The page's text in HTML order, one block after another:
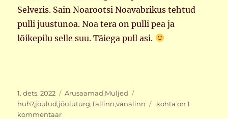
Selveris. Sain Noarootsi Noavabrikus tehtud
pulli juustunoa. Noa tera on pulli pea ja
lõikepilu selle suu. Täiega pull asi.
Postitatud
1. dets. 2022 Rubriigid
Arusaamad,Muljed
huh?,jõulud,jõuluturg,Tallinn,vanalinn
Jalutuskäik
kohta on 1
kommentaar